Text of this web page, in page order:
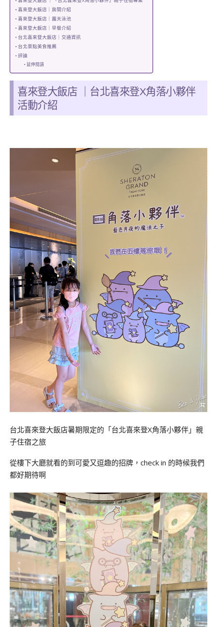
喜來登大飯店｜房間介紹
喜來登大飯店｜露天泳池
喜來登大飯店｜早餐介紹
台北喜來登大飯店｜交通資訊
台北景點美食推薦
評論
延伸閱讀
喜來登大飯店 ｜台北喜來登X角落小夥伴
活動介紹
台北喜來登大飯店暑期限定的「台北喜來登X角落小夥伴」親
子住宿之旅
從樓下大廳就看的到可愛又逗趣的招牌，check in 的時候我們
都好期待啊